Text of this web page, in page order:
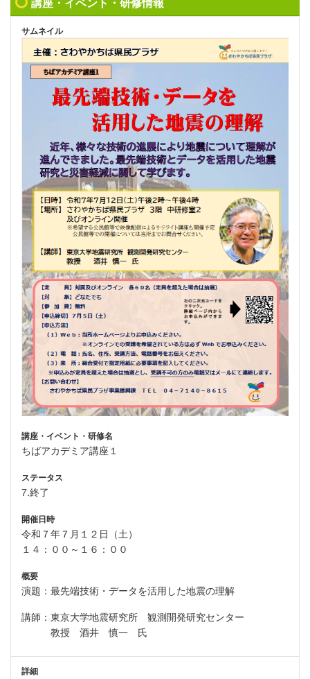
サムネイル
講座・イベント・研修名
ちばアカデミア講座１
ステータス
7.終了
開催日時
令和７年７月１２日（土）
１４：００～１６：００
概要
演題：最先端技術・データを活用した地震の理解
講師：東京大学地震研究所 観測開発研究センター
教授 酒井 慎一 氏
詳細